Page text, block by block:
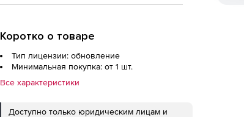
Коротко о товаре
Тип лицензии: обновление
Минимальная покупка: от 1 шт.
Все характеристики
Доступно только юридическим лицам и